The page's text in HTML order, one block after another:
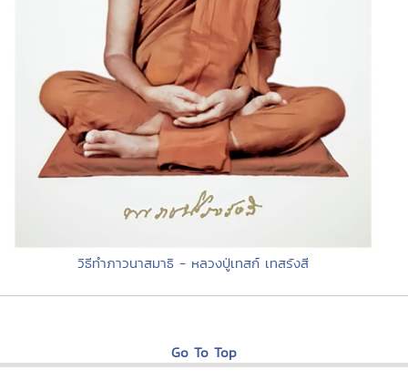
วิธีทำภาวนาสมาธิ - หลวงปู่เทสก์ เทสรังสี
Go To Top